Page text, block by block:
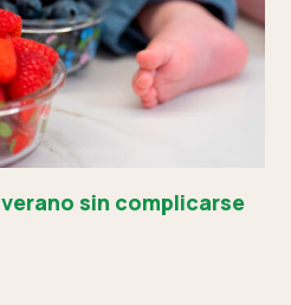
sin complicarse